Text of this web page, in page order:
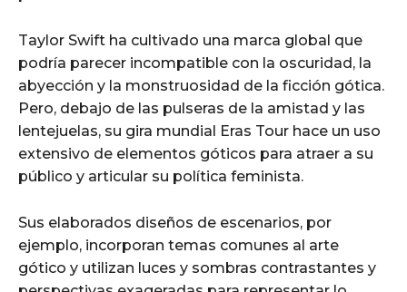
Taylor Swift ha cultivado una marca global que
podría parecer incompatible con la oscuridad, la
abyección y la monstruosidad de la ficción gótica.
Pero, debajo de las pulseras de la amistad y las
lentejuelas, su gira mundial Eras Tour hace un uso
extensivo de elementos góticos para atraer a su
público y articular su política feminista.
Sus elaborados diseños de escenarios, por
ejemplo, incorporan temas comunes al arte
gótico y utilizan luces y sombras contrastantes y